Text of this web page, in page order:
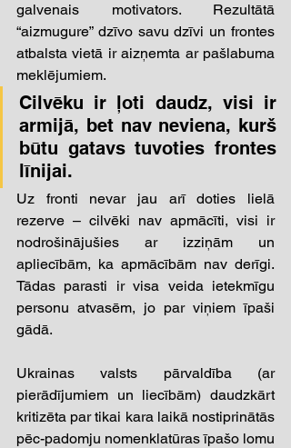
galvenais motivators. Rezultātā
“aizmugure” dzīvo savu dzīvi un frontes
atbalsta vietā ir aizņemta ar pašlabuma
meklējumiem.
Cilvēku ir ļoti daudz, visi ir
armijā, bet nav neviena, kurš
būtu gatavs tuvoties frontes
līnijai.
Uz fronti nevar jau arī doties lielā
rezerve – cilvēki nav apmācīti, visi ir
nodrošinājušies ar izziņām un
apliecībām, ka apmācībām nav derīgi.
Tādas parasti ir visa veida ietekmīgu
personu atvasēm, jo par viņiem īpaši
gādā.
Ukrainas valsts pārvaldība (ar
pierādījumiem un liecībām) daudzkārt
kritizēta par tikai kara laikā nostiprinātās
pēc-padomju nomenklatūras īpašo lomu